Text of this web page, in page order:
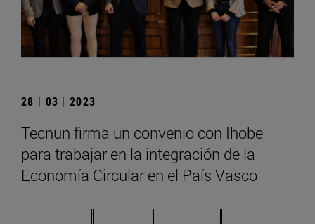
28 | 03 | 2023
Tecnun firma un convenio con Ihobe
para trabajar en la integración de la
Economía Circular en el País Vasco